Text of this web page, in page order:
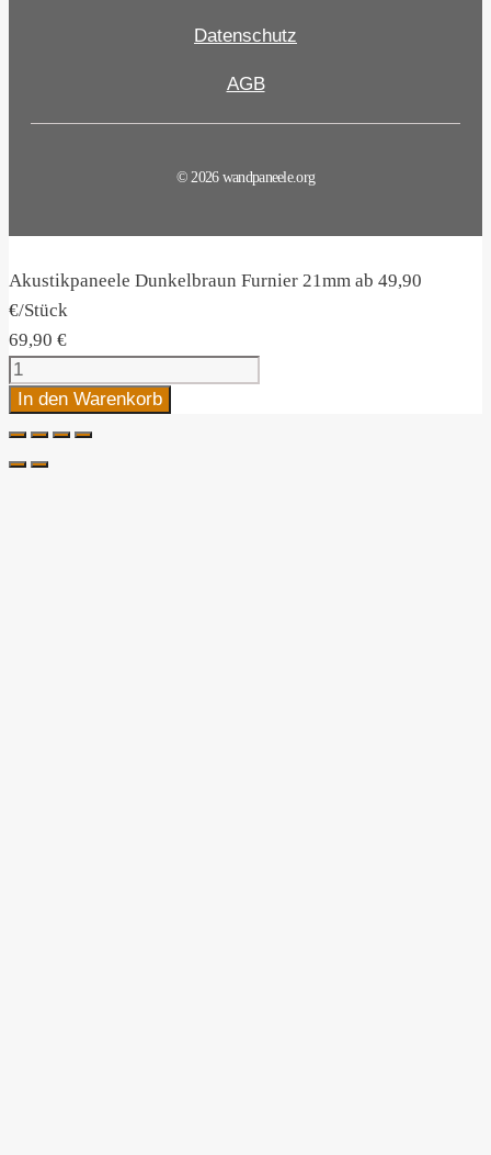
Datenschutz
AGB
© 2026 wandpaneele.org
Akustikpaneele Dunkelbraun Furnier 21mm ab 49,90
€/Stück
69,90 €
Akustikpaneele
Dunkelbraun
Furnier
21mm
In den Warenkorb